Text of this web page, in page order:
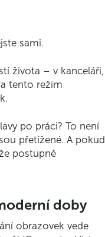
sami.
života – v kanceláři,
tento režim
po práci? To není
přetížené. A pokud
postupně
doby
obrazovek vede